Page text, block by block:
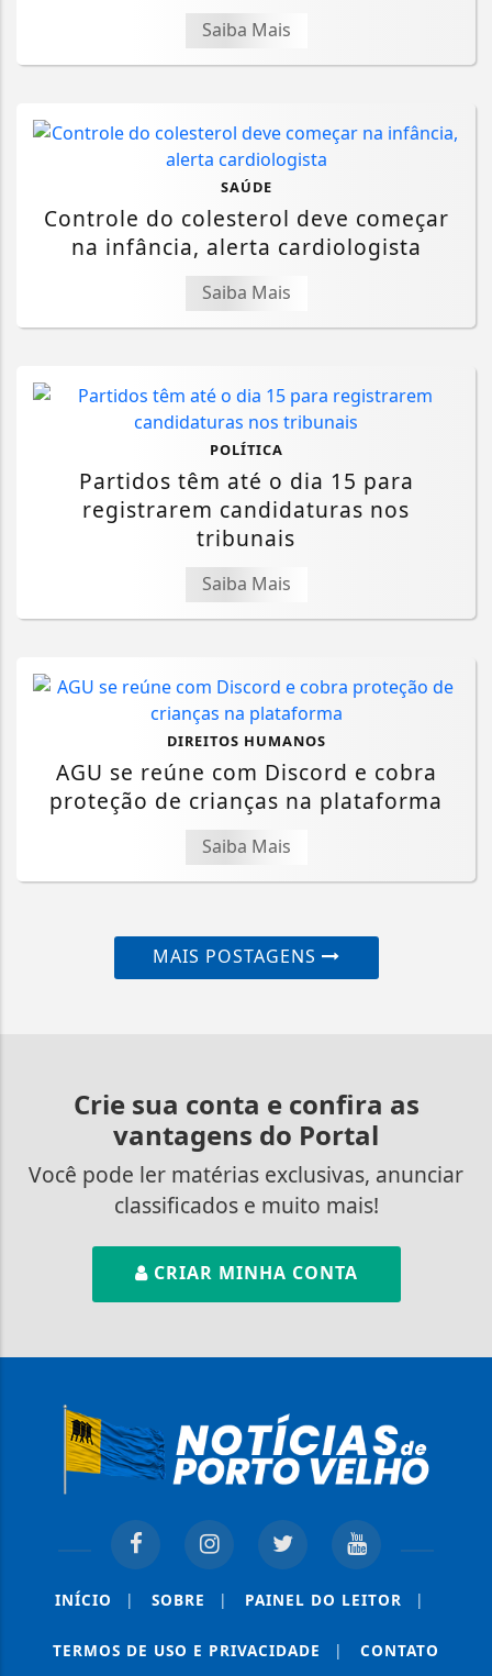
Saiba Mais
SAÚDE
Controle do colesterol deve começar
na infância, alerta cardiologista
Saiba Mais
POLÍTICA
Partidos têm até o dia 15 para
registrarem candidaturas nos
tribunais
Saiba Mais
DIREITOS HUMANOS
AGU se reúne com Discord e cobra
proteção de crianças na plataforma
Saiba Mais
MAIS POSTAGENS
Crie sua conta e confira as
vantagens do Portal
Você pode ler matérias exclusivas, anunciar
classificados e muito mais!
CRIAR MINHA CONTA
INÍCIO | SOBRE | PAINEL DO LEITOR |
TERMOS DE USO E PRIVACIDADE | CONTATO